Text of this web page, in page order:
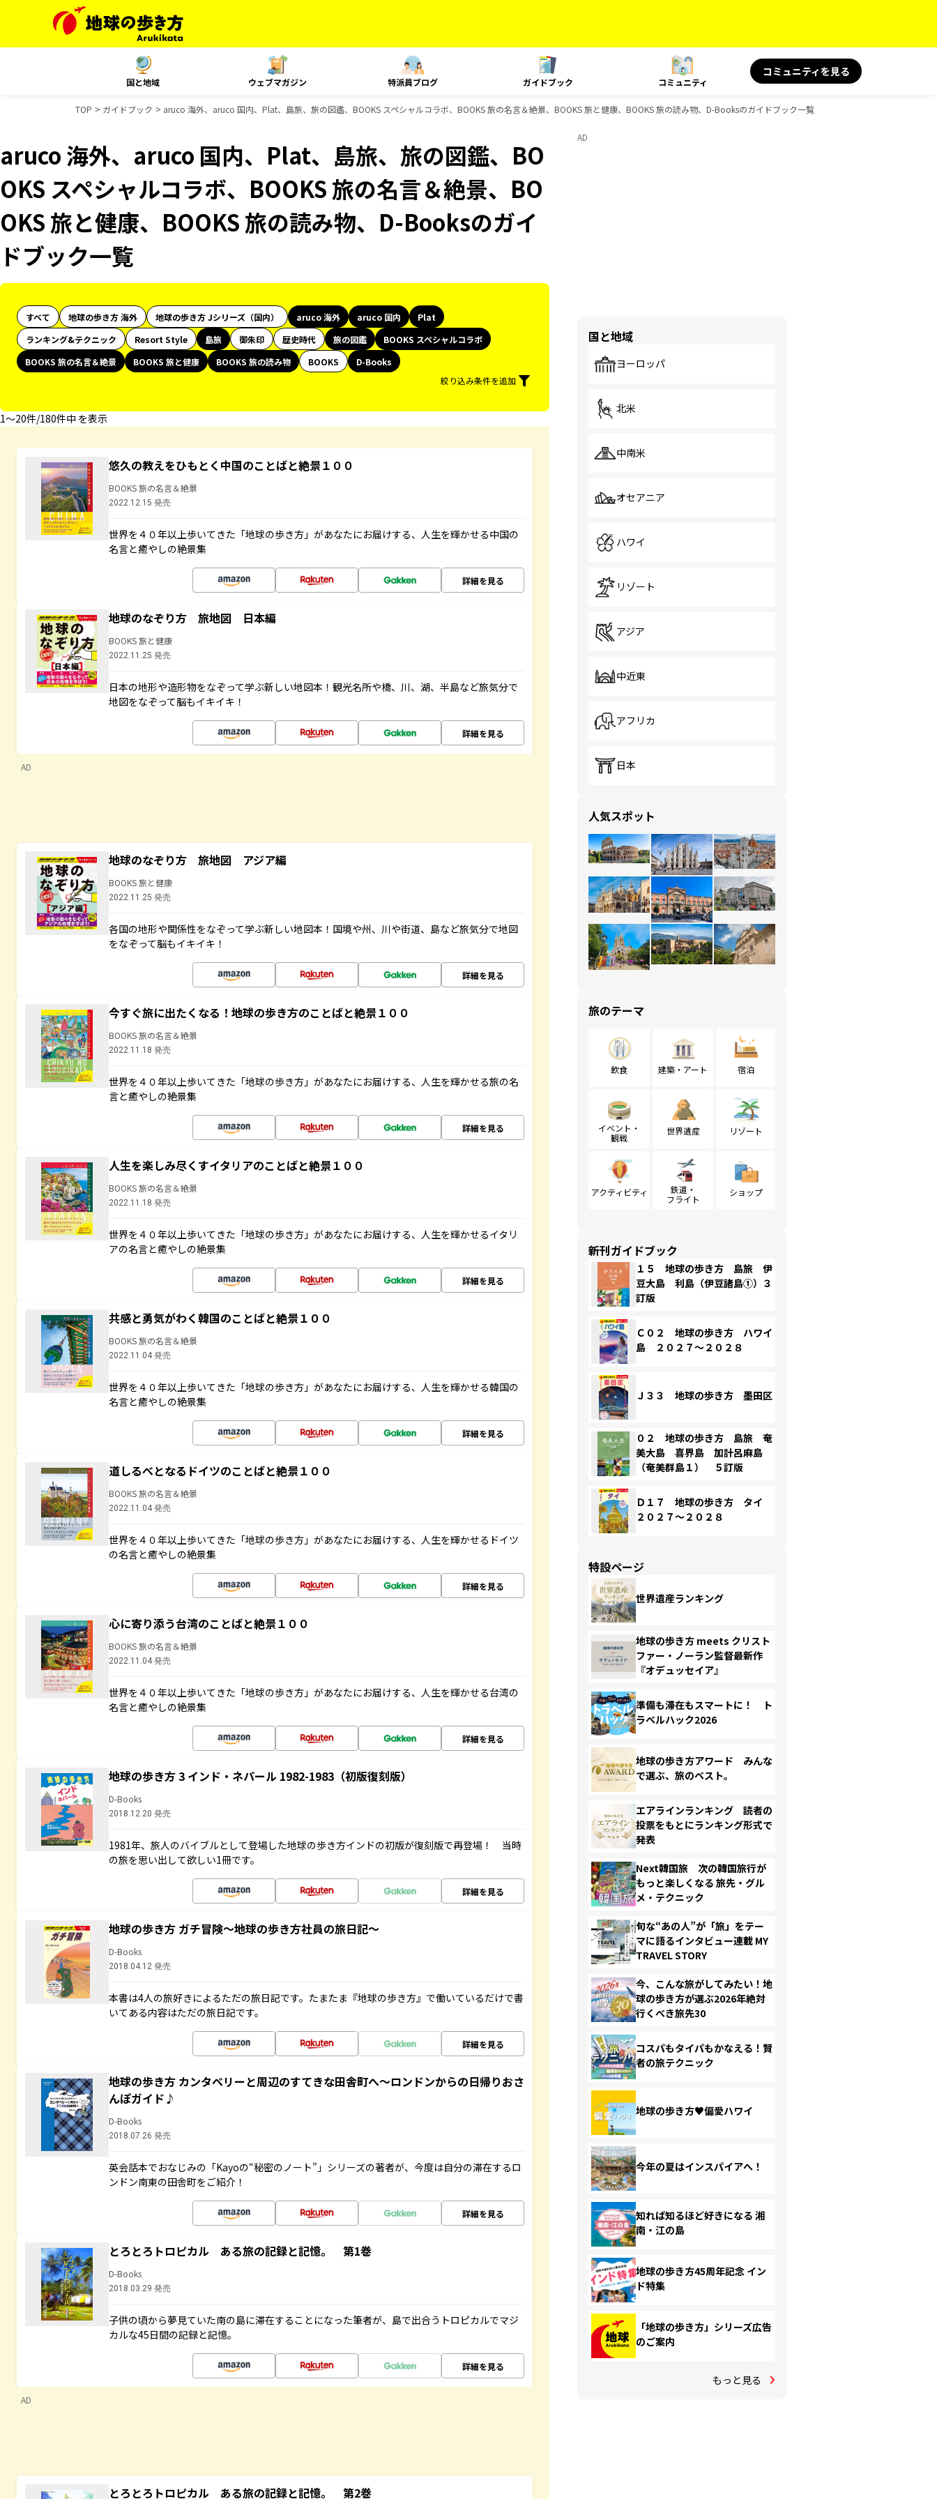
国と地域 ウェブマガジン 特派員ブログ ガイドブック コミュニティ
コミュニティを見る
TOP ガイドブック aruco 海外、aruco 国内、Plat、島旅、旅の図鑑、BOOKS スペシャルコラボ、BOOKS 旅の名言＆絶景、BOOKS 旅と健康、BOOKS 旅の読み物、D-Booksのガイドブック一覧
aruco 海外、aruco 国内、Plat、島旅、旅の図鑑、BO
OKS スペシャルコラボ、BOOKS 旅の名言＆絶景、BO
OKS 旅と健康、BOOKS 旅の読み物、D-Booksのガイ
ドブック一覧
すべて 地球の歩き方 海外 地球の歩き方 Jシリーズ（国内） aruco 海外 aruco 国内
Plat
ランキング&テクニック
Resort Style 島旅 御朱印 歴史時代 旅の図鑑
BOOKS スペシャルコラボ
BOOKS 旅の名言＆絶景
BOOKS 旅と健康 BOOKS 旅の読み物 BOOKS
D-Books
絞り込み条件を追加
1〜20件/180件中 を表示
悠久の教えをひもとく中国のことばと絶景１００
BOOKS 旅の名言＆絶景
2022.12.15 発売
世界を４０年以上歩いてきた「地球の歩き方」があなたにお届けする、人生を輝かせる中国の
名言と癒やしの絶景集
詳細を見る
地球のなぞり方 旅地図 日本編
BOOKS 旅と健康
2022.11.25 発売
日本の地形や造形物をなぞって学ぶ新しい地図本！観光名所や橋、川、湖、半島など旅気分で
地図をなぞって脳もイキイキ！
詳細を見る
AD
地球のなぞり方 旅地図 アジア編
BOOKS 旅と健康
2022.11.25 発売
各国の地形や関係性をなぞって学ぶ新しい地図本！国境や州、川や街道、島など旅気分で地図
をなぞって脳もイキイキ！
詳細を見る
今すぐ旅に出たくなる！地球の歩き方のことばと絶景１００
BOOKS 旅の名言＆絶景
2022.11.18 発売
世界を４０年以上歩いてきた「地球の歩き方」があなたにお届けする、人生を輝かせる旅の名
言と癒やしの絶景集
詳細を見る
人生を楽しみ尽くすイタリアのことばと絶景１００
BOOKS 旅の名言＆絶景
2022.11.18 発売
世界を４０年以上歩いてきた「地球の歩き方」があなたにお届けする、人生を輝かせるイタリ
アの名言と癒やしの絶景集
詳細を見る
共感と勇気がわく韓国のことばと絶景１００
BOOKS 旅の名言＆絶景
2022.11.04 発売
世界を４０年以上歩いてきた「地球の歩き方」があなたにお届けする、人生を輝かせる韓国の
名言と癒やしの絶景集
詳細を見る
道しるべとなるドイツのことばと絶景１００
BOOKS 旅の名言＆絶景
2022.11.04 発売
世界を４０年以上歩いてきた「地球の歩き方」があなたにお届けする、人生を輝かせるドイツ
の名言と癒やしの絶景集
詳細を見る
心に寄り添う台湾のことばと絶景１００
BOOKS 旅の名言＆絶景
2022.11.04 発売
世界を４０年以上歩いてきた「地球の歩き方」があなたにお届けする、人生を輝かせる台湾の
名言と癒やしの絶景集
詳細を見る
地球の歩き方 3 インド・ネパール 1982-1983（初版復刻版）
D-Books
2018.12.20 発売
1981年、旅人のバイブルとして登場した地球の歩き方インドの初版が復刻版で再登場！ 当時
の旅を思い出して欲しい1冊です。
詳細を見る
地球の歩き方 ガチ冒険～地球の歩き方社員の旅日記～
D-Books
2018.04.12 発売
本書は4人の旅好きによるただの旅日記です。たまたま『地球の歩き方』で働いているだけで書
いてある内容はただの旅日記です。
詳細を見る
地球の歩き方 カンタベリーと周辺のすてきな田舎町へ～ロンドンからの日帰りおさ
んぽガイド♪
D-Books
2018.07.26 発売
英会話本でおなじみの「Kayoの“秘密のノート”」シリーズの著者が、今度は自分の滞在するロ
ンドン南東の田舎町をご紹介！
詳細を見る
とろとろトロピカル ある旅の記録と記憶。 第1巻
D-Books
2018.03.29 発売
子供の頃から夢見ていた南の島に滞在することになった筆者が、島で出合うトロピカルでマジ
カルな45日間の記録と記憶。
詳細を見る
AD
とろとろトロピカル ある旅の記録と記憶。 第2巻
AD
国と地域
ヨーロッパ
北米
中南米
オセアニア
ハワイ
リゾート
アジア
中近東
アフリカ
日本
人気スポット
旅のテーマ
飲食 建築・アート 宿泊
イベント・
観戦
世界遺産 リゾート
アクティビティ
鉄道・
フライト
ショップ
新刊ガイドブック
１５ 地球の歩き方 島旅 伊
豆大島 利島（伊豆諸島①）３
訂版
Ｃ０２ 地球の歩き方 ハワイ
島 ２０２７～２０２８
Ｊ３３ 地球の歩き方 墨田区
０２ 地球の歩き方 島旅 奄
美大島 喜界島 加計呂麻島
（奄美群島１） ５訂版
Ｄ１７ 地球の歩き方 タイ
２０２７～２０２８
特設ページ
世界遺産ランキング
地球の歩き方 meets クリスト
ファー・ノーラン監督最新作
『オデュッセイア』
準備も滞在もスマートに！ ト
ラベルハック2026
地球の歩き方アワード みんな
で選ぶ、旅のベスト。
エアラインランキング 読者の
投票をもとにランキング形式で
発表
Next韓国旅 次の韓国旅行が
もっと楽しくなる 旅先・グル
メ・テクニック
旬な“あの人”が「旅」をテー
マに語るインタビュー連載 MY
TRAVEL STORY
今、こんな旅がしてみたい！地
球の歩き方が選ぶ2026年絶対
行くべき旅先30
コスパもタイパもかなえる！賢
者の旅テクニック
地球の歩き方♥偏愛ハワイ
今年の夏はインスパイアへ！
知れば知るほど好きになる 湘
南・江の島
地球の歩き方45周年記念 イン
ド特集
「地球の歩き方」シリーズ広告
のご案内
もっと見る